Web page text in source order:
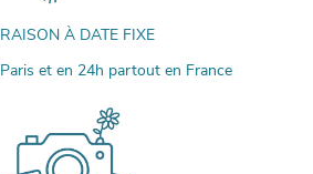
À DATE FIXE
et en 24h partout en France